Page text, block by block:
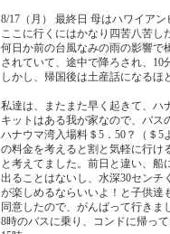
8/17（月） 最終日 母はハワイア
ここに行くにはかなり四苦八苦し
何日か前の台風なみの雨の影響で
されていて、途中で降ろされ、10
しかし、帰国後は土産話になるほ
私達は、またまた早く起きて、ハ
キットはある我が家なので、バス
ハナウマ湾入場料＄5．50？（＄5
の料金を考えると割と気軽に行け
と考えてました。前日と違い、船
出ることはないし、水深30センチ
が楽しめるならいいよ！と子供達
同意したので、がんばって行きま
8時のバスに乗り、コンドに帰っ